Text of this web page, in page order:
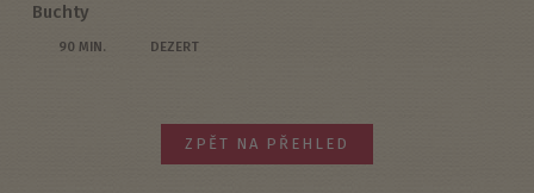
Buchty
90 MIN. DEZERT
ZPĚT NA PŘEHLED